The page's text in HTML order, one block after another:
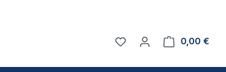
Du hast 0 Produkte auf
0,00 €